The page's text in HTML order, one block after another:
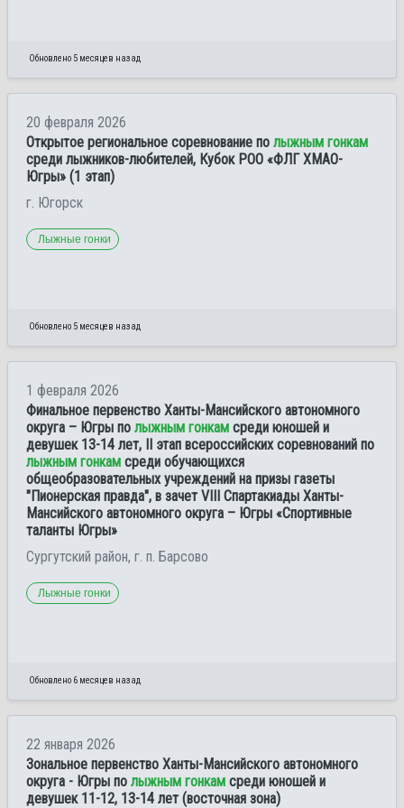
Обновлено 5 месяцев назад
20 февраля 2026
Открытое региональное соревнование по лыжным гонкам
среди лыжников-любителей, Кубок РОО «ФЛГ ХМАО-
Югры» (1 этап)
г. Югорск
Лыжные гонки
Обновлено 5 месяцев назад
1 февраля 2026
Финальное первенство Ханты-Мансийского автономного
округа – Югры по лыжным гонкам среди юношей и
девушек 13-14 лет, II этап всероссийских соревнований по
лыжным гонкам среди обучающихся
общеобразовательных учреждений на призы газеты
"Пионерская правда", в зачет VIII Спартакиады Ханты-
Мансийского автономного округа – Югры «Спортивные
таланты Югры»
Сургутский район, г. п. Барсово
Лыжные гонки
Обновлено 6 месяцев назад
22 января 2026
Зональное первенство Ханты-Мансийского автономного
округа - Югры по лыжным гонкам среди юношей и
девушек 11-12, 13-14 лет (восточная зона)